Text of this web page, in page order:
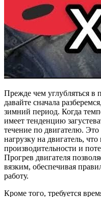
Прежде чем углубляться в
давайте сначала
зимний период. Когда
имеет тенденцию
течение по двигателю.
нагрузку на двигатель,
производительности и
Прогрев двигателя
вязким, обеспечивая
работу.
Кроме того, требуется